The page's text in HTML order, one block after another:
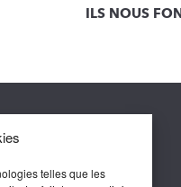
telles que les
ILS NOUS
Agora Médias